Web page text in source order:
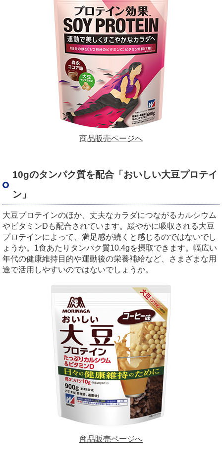
商品販売ページへ
10gのタンパク質を配合「おいしい大豆プロテイ
ン」
大豆プロテインのほか、丈夫なカラダにつながるカルシウム
やビタミンDも配合されています。緩やかに吸収される大豆
プロテインによって、満足感が続くと感じるのではないでし
ょうか。1食あたりタンパク質10.4gを摂取できます。幅広い
年代の健康維持目的や運動後の栄養補給など、さまざまな用
途で活用しやすいのではないでしょうか。
商品販売ページへ